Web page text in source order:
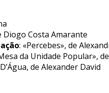
Diogo Costa Amarante
: «Percebes», de
da Unidade Popular»,
de Alexander David